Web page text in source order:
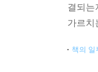
결되는
가르치
책의 일